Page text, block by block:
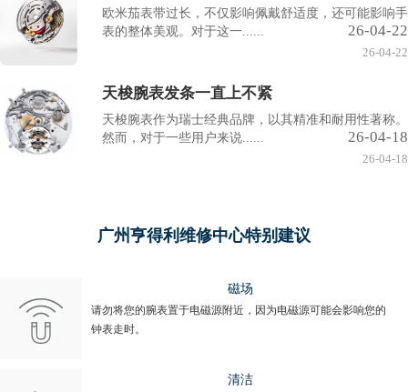
欧米茄表带过长，不仅影响佩戴舒适度，还可能影响手
表的整体美观。对于这一......
26-04-22
26-04-22
天梭腕表发条一直上不紧
天梭腕表作为瑞士经典品牌，以其精准和耐用性著称。
然而，对于一些用户来说......
26-04-18
26-04-18
广州亨得利维修中心特别建议
磁场
请勿将您的腕表置于电磁源附近，因为电磁源可能会影响您的
钟表走时。
清洁